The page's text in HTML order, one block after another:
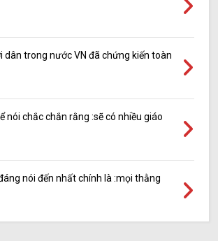
dân trong nước VN đã chứng kiến toàn
nói chắc chắn rằng :sẽ có nhiều giáo
nói đến nhất chính là :mọi thằng